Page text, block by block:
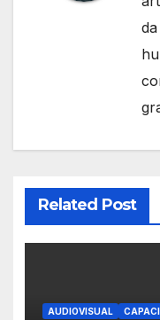
Related Post
AUDIOVISUAL